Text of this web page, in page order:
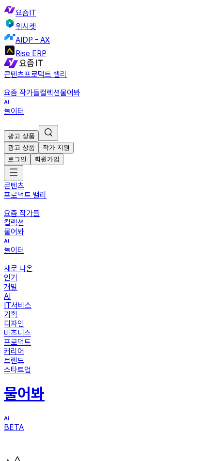
요즘IT
위시켓
AIDP - AX
Rise ERP
콘텐츠프로덕트 밸리
요즘 작가들컬렉션물어봐
놀이터
광고 상품
광고 상품
작가 지원
로그인
회원가입
콘텐츠
프로덕트 밸리
요즘 작가들
컬렉션
물어봐
놀이터
새로 나온
인기
개발
AI
IT서비스
기획
디자인
비즈니스
프로덕트
커리어
트렌드
스타트업
물어봐
BETA